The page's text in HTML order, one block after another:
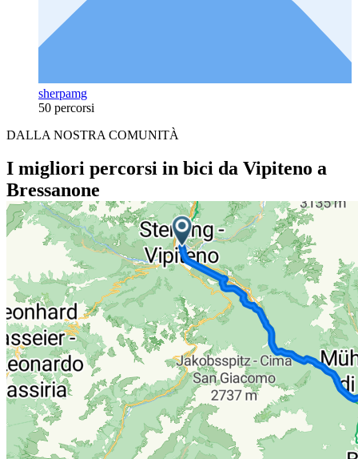
sherpamg
50 percorsi
DALLA NOSTRA COMUNITÀ
I migliori percorsi in bici da Vipiteno a
Bressanone